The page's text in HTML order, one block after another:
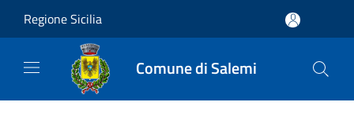
Regione Sicilia
Comune di Salemi